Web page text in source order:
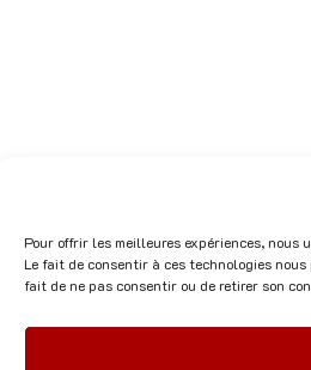
Pour offrir les meilleures expériences,
Le fait de consentir à ces technologies
fait de ne pas consentir ou de retirer son